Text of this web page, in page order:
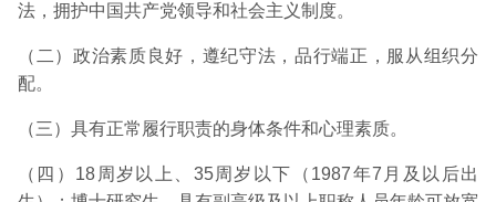
法，拥护中国共产党领导和社会主义制度。
（二）政治素质良好，遵纪守法，品行端正，服从组织分
配。
（三）具有正常履行职责的身体条件和心理素质。
（四）18周岁以上、35周岁以下（1987年7月及以后出